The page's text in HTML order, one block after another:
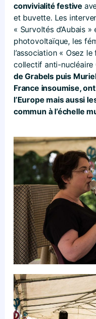
convivialité festive
et buvette. Les
« Survoltés d’Aubais
photovoltaïque, les
l’association « Osez
collectif anti-nucléaire
de Grabels puis
France insoumise,
l’Europe mais aussi
commun à l’échelle